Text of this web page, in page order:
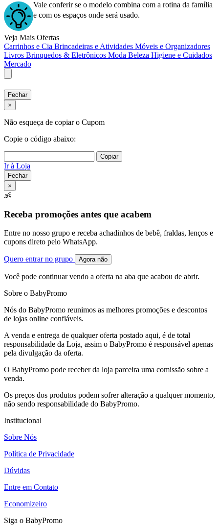
Vale conferir se o modelo combina com a rotina da família
e com os espaços onde será usado.
Veja Mais Ofertas
Carrinhos e Cia Brincadeiras e Atividades Móveis e Organizadores
Livros Brinquedos & Eletrônicos Moda Beleza Higiene e Cuidados
Mercado
Fechar
×
Não esqueça de copiar o Cupom
Copie o código abaixo:
Copiar
Ir à Loja
Fechar
×
👶
Receba promoções antes que acabem
Entre no nosso grupo e receba achadinhos de bebê, fraldas, lenços e
cupons direto pelo WhatsApp.
Quero entrar no grupo Agora não
Você pode continuar vendo a oferta na aba que acabou de abrir.
Sobre o BabyPromo
Nós do BabyPromo reunimos as melhores promoções e descontos
de lojas online confiáveis.
A venda e entrega de qualquer oferta postado aqui, é de total
responsabilidade da Loja, assim o BabyPromo é responsável apenas
pela divulgação da oferta.
O BabyPromo pode receber da loja parceira uma comissão sobre a
venda.
Os preços dos produtos podem sofrer alteração a qualquer momento,
não sendo responsabilidade do BabyPromo.
Institucional
Sobre Nós
Política de Privacidade
Dúvidas
Entre em Contato
Economizeiro
Siga o BabyPromo